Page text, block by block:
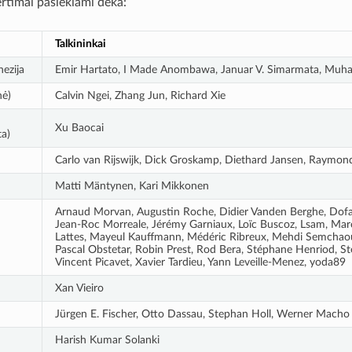
Talkininkai
Emir Hartato, I Made Anombawa, Januar V. Simarmata,
Calvin Ngei, Zhang Jun, Richard Xie
Xu Baocai
Carlo van Rijswijk, Dick Groskamp, Diethard Jansen,
Matti Mäntynen, Kari Mikkonen
Arnaud Morvan, Augustin Roche, Didier Vanden Berghe,
Jean-Roc Morreale, Jérémy Garniaux, Loïc Buscoz, Lsam,
Lattes, Mayeul Kauffmann, Médéric Ribreux, Mehdi
Pascal Obstetar, Robin Prest, Rod Bera, Stéphane Henriod,
Vincent Picavet, Xavier Tardieu, Yann Leveille-Menez, yoda89
Xan Vieiro
Jürgen E. Fischer, Otto Dassau, Stephan Holl, Werner Macho
Harish Kumar Solanki